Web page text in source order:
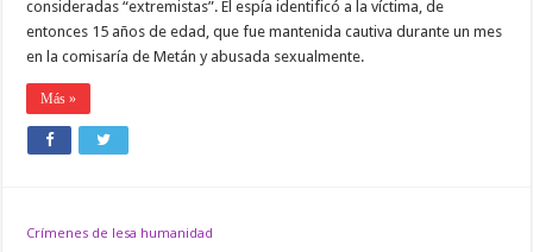
EN
1980
consideradas “extremistas”. El espía identificó a la víctima, de
entonces 15 años de edad, que fue mantenida cautiva durante un mes
en la comisaría de Metán y abusada sexualmente.
Más »
Crímenes de lesa humanidad